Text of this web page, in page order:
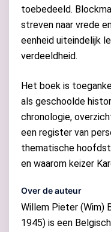
toebedeeld.
streven naar vrede
eenheid uiteindelijk
verdeeldheid.
Het boek is
als geschoolde
chronologie,
een register van
thematische
en waarom keizer
Over de auteur
Willem Pieter (Wim)
1945) is een